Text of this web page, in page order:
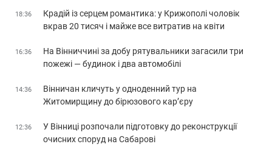
18:36
Крадій із серцем романтика: у Крижополі чоловік
вкрав 20 тисяч і майже все витратив на квіти
16:36
На Вінниччині за добу рятувальники загасили три
пожежі — будинок і два автомобілі
14:36
Вінничан кличуть у одноденний тур на
Житомирщину до бірюзового кар’єру
12:36
У Вінниці розпочали підготовку до реконструкції
очисних споруд на Сабарові